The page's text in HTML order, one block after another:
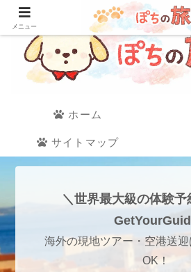
ホーム
サイトマップ
＼世界最大級の体験予
海外の現地ツアー・空港送
OK！
メニュー